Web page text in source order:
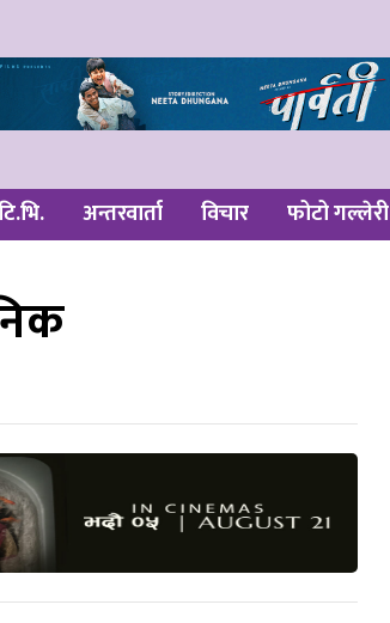
अन्तरवार्ता विचार फोटो गल्लेरी